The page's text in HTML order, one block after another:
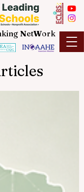
NetWork